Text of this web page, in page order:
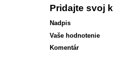
Pridajte svoj
Nadpis
Vaše hodnotenie
Komentár